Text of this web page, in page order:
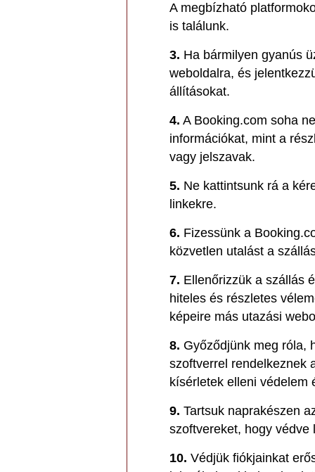
A megbízható
is találunk.
3. Ha bármilyen gyanús
weboldalra, és
állításokat.
4. A Booking.com soha
információkat, mint a
vagy jelszavak.
5. Ne kattintsunk rá a
linkekre.
6. Fizessünk a
közvetlen utalást a
7. Ellenőrizzük a szállás
hiteles és részletes
képeire más utazási
8. Győződjünk meg róla,
szoftverrel rendelkeznek
kísérletek elleni védelem
9. Tartsuk naprakészen
szoftvereket, hogy védve
10. Védjük fiókjainkat